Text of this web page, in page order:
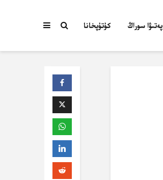
پەتىۋا سوراڭ كۇتۇپخانا